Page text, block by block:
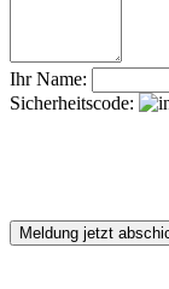
Ihr Name:
Sicherheitscode: